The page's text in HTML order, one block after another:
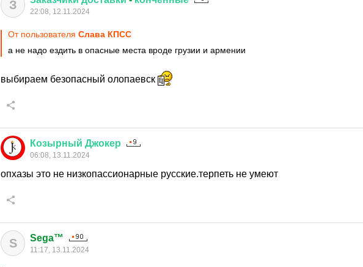
З 22:08, 12.11.2024
От пользователя Слава КПСС
а не надо ездить в опасные места вроде грузии и армении
выбираем безопасный олопаевск
Козырный Джокер
06:08, 13.11.2024
опхазы это не низкопассионарные русские.терпеть не умеют
S Sega™
11:17, 13.11.2024